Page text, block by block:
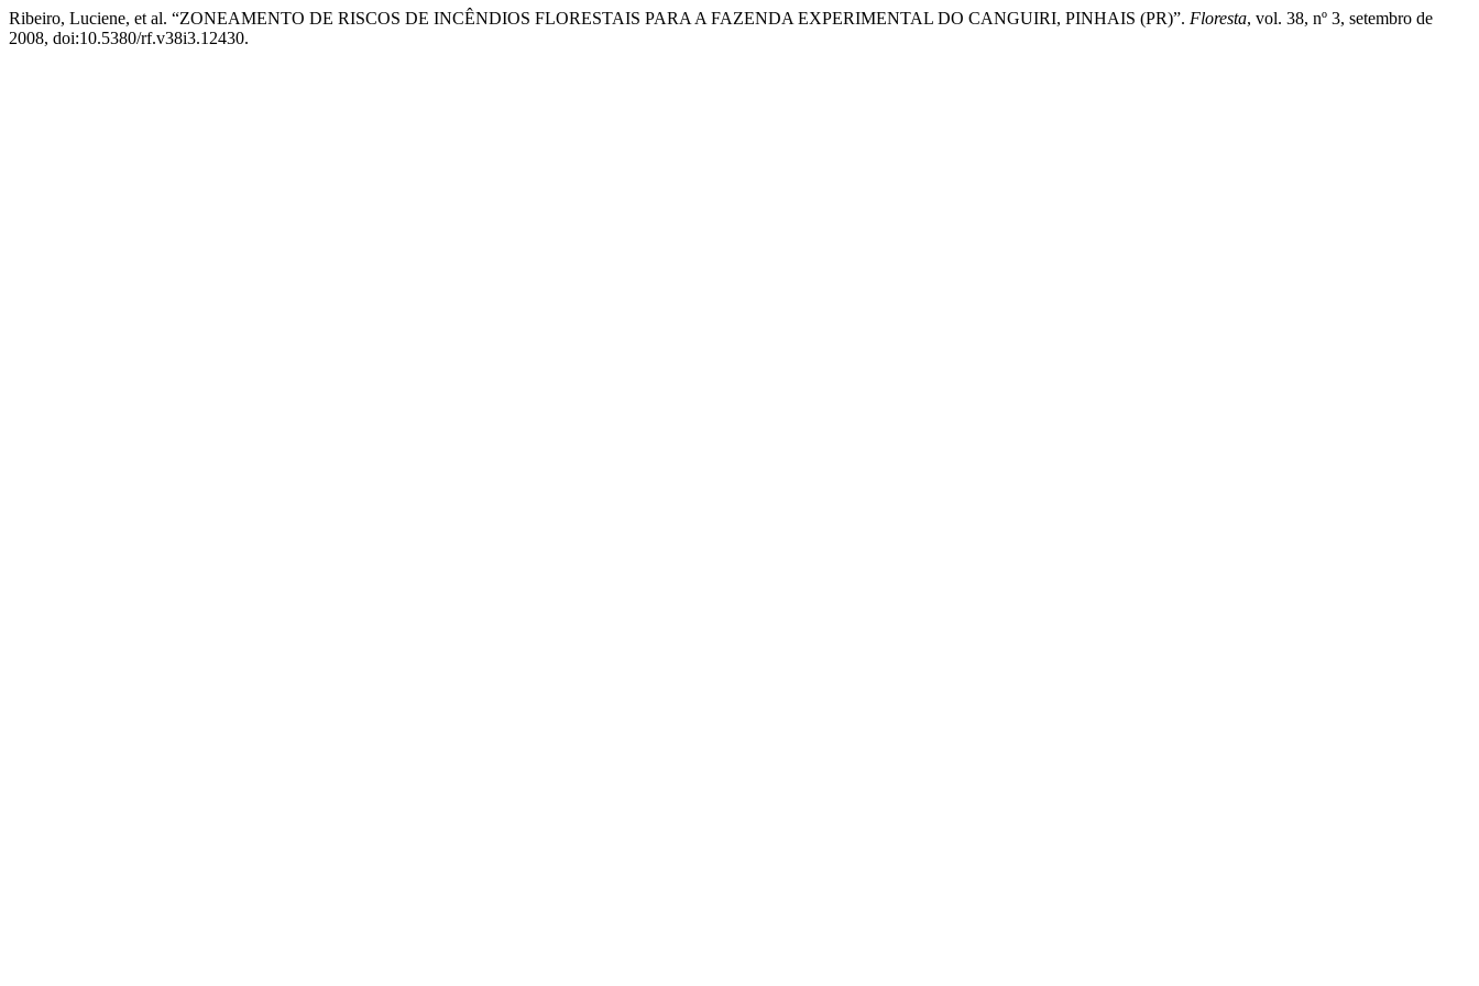
Ribeiro, Luciene, et al. “ZONEAMENTO DE RISCOS DE INCÊNDIOS FLORESTAIS PARA A FAZENDA EXPERIMENTAL DO CANGUIRI, PINHAIS (PR)”. Floresta, vol. 38, nº 3, setembro de
2008, doi:10.5380/rf.v38i3.12430.